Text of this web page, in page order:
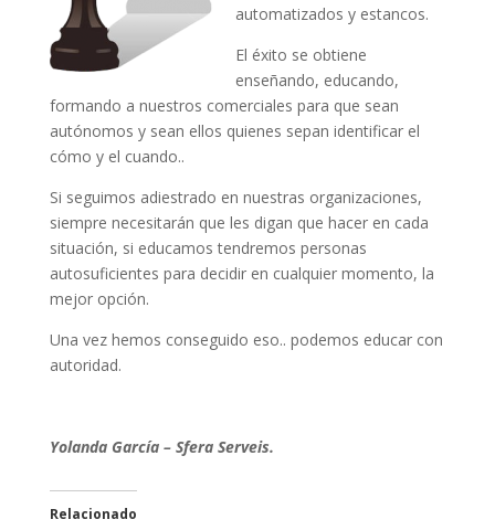
automatizados y estancos.
El éxito se obtiene
enseñando, educando,
formando a nuestros comerciales para que sean
autónomos y sean ellos quienes sepan identificar el
cómo y el cuando..
Si seguimos adiestrado en nuestras organizaciones,
siempre necesitarán que les digan que hacer en cada
situación, si educamos tendremos personas
autosuficientes para decidir en cualquier momento, la
mejor opción.
Una vez hemos conseguido eso.. podemos educar con
autoridad.
Yolanda García – Sfera Serveis.
Relacionado